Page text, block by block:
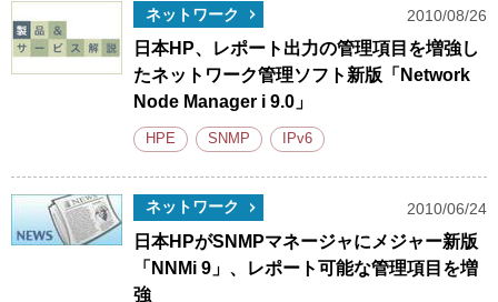
ネットワーク 2010/08/26
日本HP、レポート出力の管理項目を増強し
たネットワーク管理ソフト新版「Network
Node Manager i 9.0」
HPE SNMP IPv6
ネットワーク 2010/06/24
日本HPがSNMPマネージャにメジャー新版
「NNMi 9」、レポート可能な管理項目を増
強